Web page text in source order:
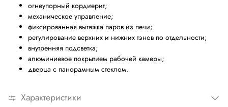
огнеупорный кордиерит;
механическое управление;
фиксированная вытяжка паров из печи;
регулирование верхних и нижних тэнов по отдельности;
внутренняя подсветка;
алюминиевое покрытием рабочей камеры;
дверца с панорамным стеклом.
Характеристики